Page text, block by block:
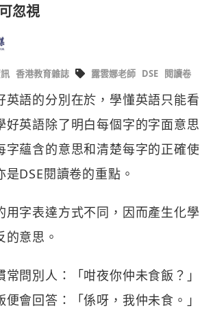
忽視
香港教育雜誌 露雲娜老師 DSE 閱讀卷
英語的分別在於，學懂英語只能看
好英語除了明白每個字的字面意思
字蘊含的意思和清楚每字的正確使
DSE閱讀卷的重點。
用字表達方式不同，因而產生化學
意思。
問別人：「咁夜你仲未食飯？」
會回答：「係呀，我仲未食。」